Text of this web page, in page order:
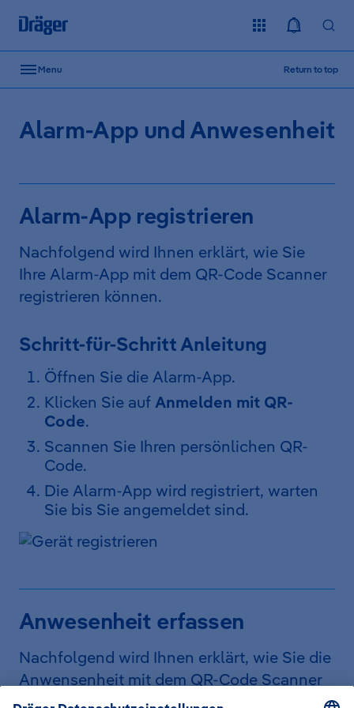
Skip to content
Menu Return to top
Alarm-App und Anwesenheit
Alarm-App registrieren
Nachfolgend wird Ihnen erklärt, wie Sie
Ihre Alarm-App mit dem QR-Code Scanner
registrieren können.
Schritt-für-Schritt Anleitung
Öffnen Sie die Alarm-App.
Klicken Sie auf Anmelden mit QR-
Code.
Scannen Sie Ihren persönlichen QR-
Code.
Die Alarm-App wird registriert, warten
Sie bis Sie angemeldet sind.
Anwesenheit erfassen
Nachfolgend wird Ihnen erklärt, wie Sie die
Anwensenheit mit dem QR-Code Scanner
erfassen können.